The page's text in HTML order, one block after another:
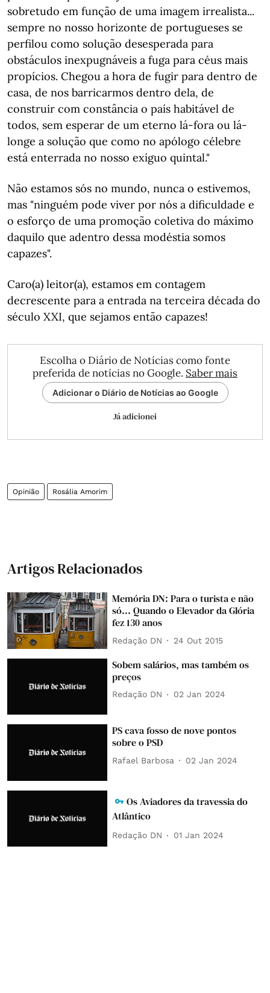
sobretudo em função de uma imagem irrealista...
sempre no nosso horizonte de portugueses se
perfilou como solução desesperada para
obstáculos inexpugnáveis a fuga para céus mais
propícios. Chegou a hora de fugir para dentro de
casa, de nos barricarmos dentro dela, de
construir com constância o país habitável de
todos, sem esperar de um eterno lá-fora ou lá-
longe a solução que como no apólogo célebre
está enterrada no nosso exíguo quintal."
Não estamos sós no mundo, nunca o estivemos,
mas "ninguém pode viver por nós a dificuldade e
o esforço de uma promoção coletiva do máximo
daquilo que adentro dessa modéstia somos
capazes".
Caro(a) leitor(a), estamos em contagem
decrescente para a entrada na terceira década do
século XXI, que sejamos então capazes!
Escolha o Diário de Notícias como fonte
preferida de notícias no Google. Saber mais
Adicionar o Diário de Notícias ao Google
Já adicionei
Opinião Rosália Amorim
Artigos Relacionados
Memória DN: Para o turista e não
só... Quando o Elevador da Glória
fez 130 anos
Redação DN 24 Out 2015
Sobem salários, mas também os
preços
Redação DN 02 Jan 2024
PS cava fosso de nove pontos
sobre o PSD
Rafael Barbosa 02 Jan 2024
Os Aviadores da travessia do
Atlântico
Redação DN 01 Jan 2024